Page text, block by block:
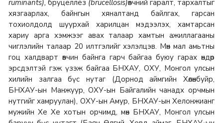
ruminants), бруцеллёз (brucellosis)өвчний гаралт, тархалтыг
хязгаарлах, байнгын хяналтанд байлгах, гарсан
тохиолдолд шуурхай харилцан мэдээлэх, хамтарсан
хариу арга хэмжээг авах талаар хамтын ажиллагааны
чиглэлийн талаар 20 илтгэлийг хэлэлцэв. Мөн мал амьтны
гоц халдварт өвчин байнга гарч байгаа буюу гарах өндөр
эрсдэлтэй гэж үзэж байгаа БНХАУ, ОХУ, Монгол улсын
хилийн залгаа бүс нутаг (Дорнод аймгийн Хөлөнбуйр,
БНХАУ-ын Манжуур, ОХУ-ын Байгалийн чанадх орчмын
нутгийг хамруулан), ОХУ-ын Амур, БНХАУ-ын Хелонжианг
мужийн Хе Хе хотын орчимд, мөн БНХАУ, Монгол улсын